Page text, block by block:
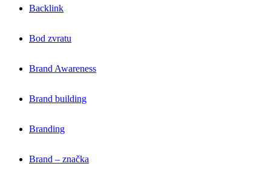
Backlink
Bod zvratu
Brand Awareness
Brand building
Branding
Brand – značka